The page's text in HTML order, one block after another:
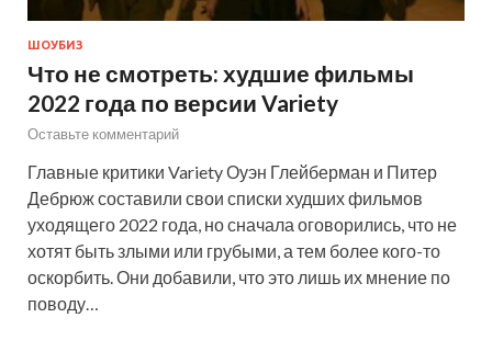
ШОУБИЗ
Что не смотреть: худшие фильмы
2022 года по версии Variety
Оставьте комментарий
Главные критики Variety Оуэн Глейберман и Питер
Дебрюж составили свои списки худших фильмов
уходящего 2022 года, но сначала оговорились, что не
хотят быть злыми или грубыми, а тем более кого-то
оскорбить. Они добавили, что это лишь их мнение по
поводу…